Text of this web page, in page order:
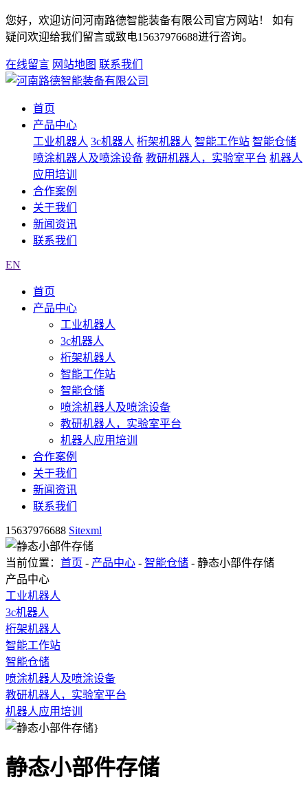
您好，欢迎访问河南路德智能装备有限公司官方网站！ 如有
疑问欢迎给我们留言或致电15637976688进行咨询。
在线留言 网站地图 联系我们
首页
产品中心
工业机器人 3c机器人 桁架机器人 智能工作站 智能仓储
喷涂机器人及喷涂设备 教研机器人，实验室平台 机器人
应用培训
合作案例
关于我们
新闻资讯
联系我们
EN
首页
产品中心
工业机器人
3c机器人
桁架机器人
智能工作站
智能仓储
喷涂机器人及喷涂设备
教研机器人，实验室平台
机器人应用培训
合作案例
关于我们
新闻资讯
联系我们
15637976688 Sitexml
当前位置： 首页 - 产品中心 - 智能仓储 - 静态小部件存储
产品中心
工业机器人
3c机器人
桁架机器人
智能工作站
智能仓储
喷涂机器人及喷涂设备
教研机器人，实验室平台
机器人应用培训
静态小部件存储